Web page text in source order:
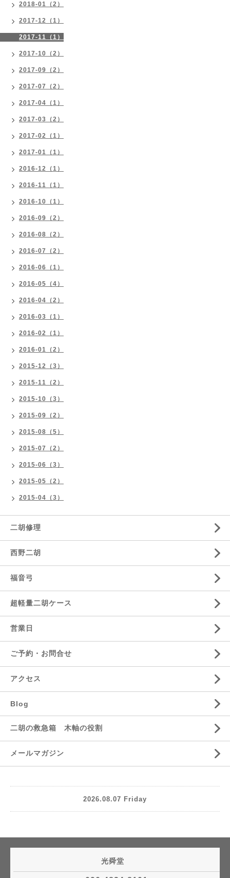
2018-01（2）
2017-12（1）
2017-11（1）
2017-10（2）
2017-09（2）
2017-07（2）
2017-04（1）
2017-03（2）
2017-02（1）
2017-01（1）
2016-12（1）
2016-11（1）
2016-10（1）
2016-09（2）
2016-08（2）
2016-07（2）
2016-06（1）
2016-05（4）
2016-04（2）
2016-03（1）
2016-02（1）
2016-01（2）
2015-12（3）
2015-11（2）
2015-10（3）
2015-09（2）
2015-08（5）
2015-07（2）
2015-06（3）
2015-05（2）
2015-04（3）
二胡修理
西野二胡
福音弓
超軽量二胡ケース
営業日
ご予約・お問合せ
アクセス
Blog
二胡の救急箱 木軸の役割
メールマガジン
2026.08.07 Friday
光舜堂